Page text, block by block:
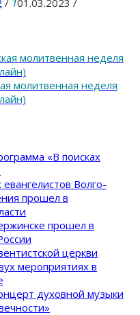
молитвенная неделя
молитвенная неделя
«В поисках
Волго-
прошел в
прошел в
церкви
мероприятиях в
духовной музыки